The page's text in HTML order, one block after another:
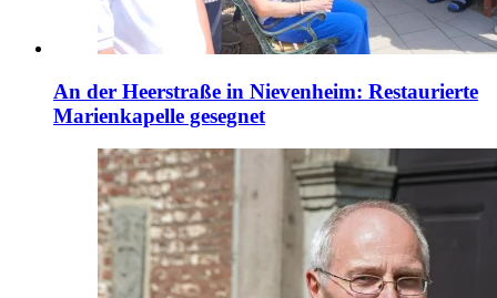
An der Heerstraße in Nievenheim: Restaurierte
Marienkapelle gesegnet